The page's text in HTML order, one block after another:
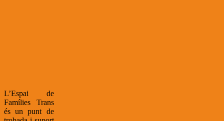
L’Espai de
Famílies Trans
és un punt de